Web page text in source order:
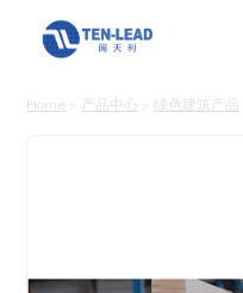
Home > 产品中心 > 绿色建筑产品